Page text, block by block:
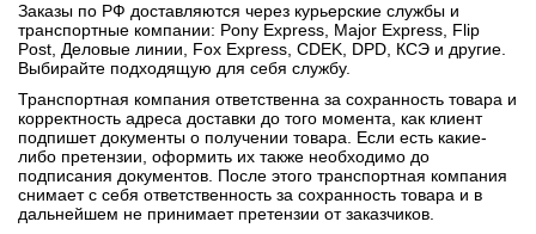
Заказы по РФ доставляются через курьерские службы и
транспортные компании: Pony Express, Major Express, Flip
Post, Деловые линии, Fox Express, CDEK, DPD, КСЭ и другие.
Выбирайте подходящую для себя службу.
Транспортная компания ответственна за сохранность товара и
корректность адреса доставки до того момента, как клиент
подпишет документы о получении товара. Если есть какие-
либо претензии, оформить их также необходимо до
подписания документов. После этого транспортная компания
снимает с себя ответственность за сохранность товара и в
дальнейшем не принимает претензии от заказчиков.